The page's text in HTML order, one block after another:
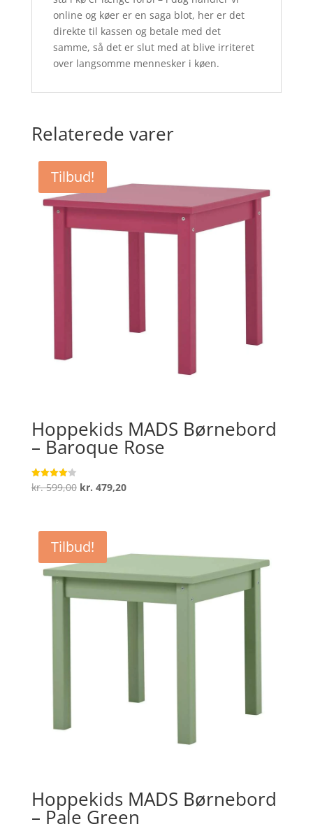
online og køer er en saga blot, her er det
direkte til kassen og betale med det
samme, så det er slut med at blive irriteret
over langsomme mennesker i køen.
Relaterede varer
Tilbud!
Hoppekids MADS Børnebord
– Baroque Rose
Vurderet
4.1
kr.599,00 Den
var:
kr. 599,00.
kr. 479,20Den
kr. 479,20.
Tilbud!
Hoppekids MADS Børnebord
– Pale Green